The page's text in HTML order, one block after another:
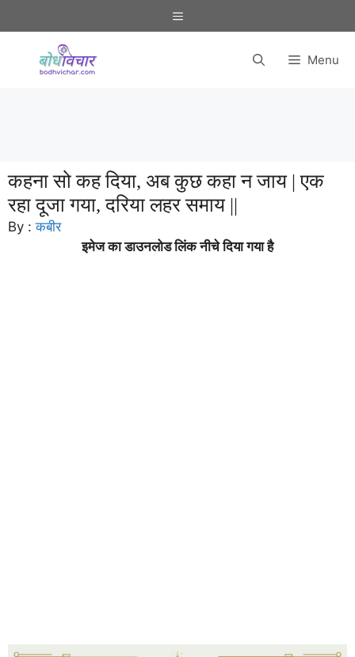
to
Menu
Menu
कहना सो कह दिया, अब कुछ कहा न जाय | एक
रहा दूजा गया, दरिया लहर समाय ||
By :कबीर
इमेज का डाउनलोड लिंक नीचे दिया गया है